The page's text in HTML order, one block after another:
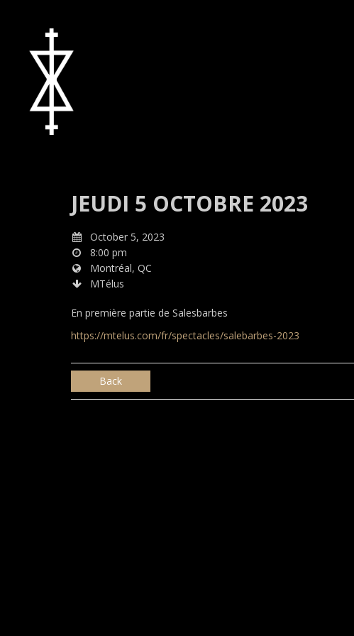
JEUDI 5 OCTOBRE 2023
October 5, 2023
8:00 pm
Montréal, QC
MTélus
En première partie de Salesbarbes
https://mtelus.com/fr/spectacles/salebarbes-2023
Back